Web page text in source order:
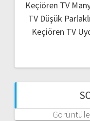
Keçiören TV
TV Düşük
Keçiören TV